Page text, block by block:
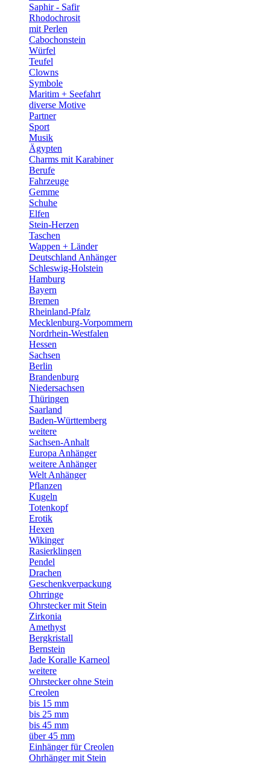
Saphir - Safir
Rhodochrosit
mit Perlen
Cabochonstein
Würfel
Teufel
Clowns
Symbole
Maritim + Seefahrt
diverse Motive
Partner
Sport
Musik
Ägypten
Charms mit Karabiner
Berufe
Fahrzeuge
Gemme
Schuhe
Elfen
Stein-Herzen
Taschen
Wappen + Länder
Deutschland Anhänger
Schleswig-Holstein
Hamburg
Bayern
Bremen
Rheinland-Pfalz
Mecklenburg-Vorpommern
Nordrhein-Westfalen
Hessen
Sachsen
Berlin
Brandenburg
Niedersachsen
Thüringen
Saarland
Baden-Württemberg
weitere
Sachsen-Anhalt
Europa Anhänger
weitere Anhänger
Welt Anhänger
Pflanzen
Kugeln
Totenkopf
Erotik
Hexen
Wikinger
Rasierklingen
Pendel
Drachen
Geschenkverpackung
Ohrringe
Ohrstecker mit Stein
Zirkonia
Amethyst
Bergkristall
Bernstein
Jade Koralle Karneol
weitere
Ohrstecker ohne Stein
Creolen
bis 15 mm
bis 25 mm
bis 45 mm
über 45 mm
Einhänger für Creolen
Ohrhänger mit Stein